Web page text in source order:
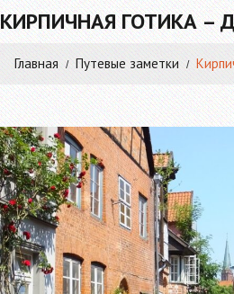
КИРПИЧНАЯ ГОТИКА –
Главная Путевые заметки